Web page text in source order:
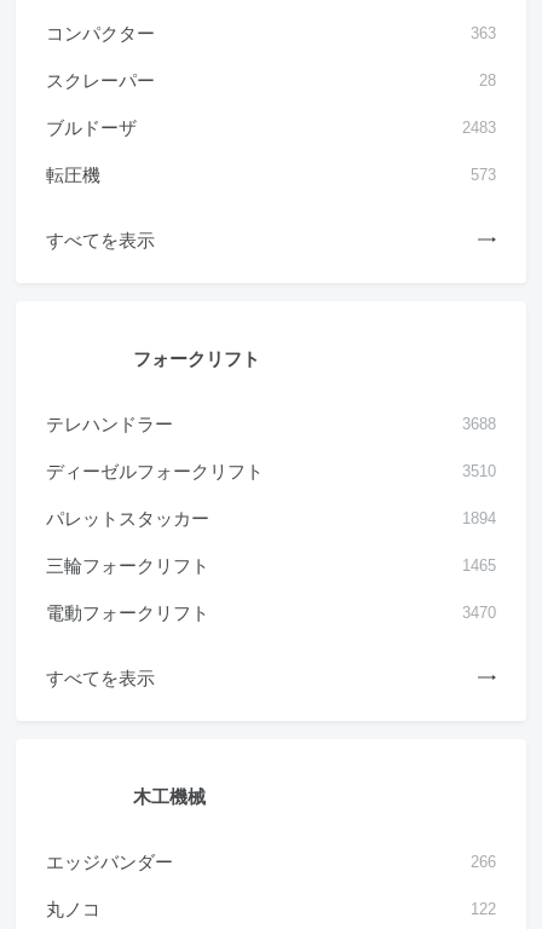
コンパクター 363
スクレーパー 28
ブルドーザ 2483
転圧機 573
すべてを表示
フォークリフト
テレハンドラー 3688
ディーゼルフォークリフト 3510
パレットスタッカー 1894
三輪フォークリフト 1465
電動フォークリフト 3470
すべてを表示
木工機械
エッジバンダー 266
丸ノコ 122